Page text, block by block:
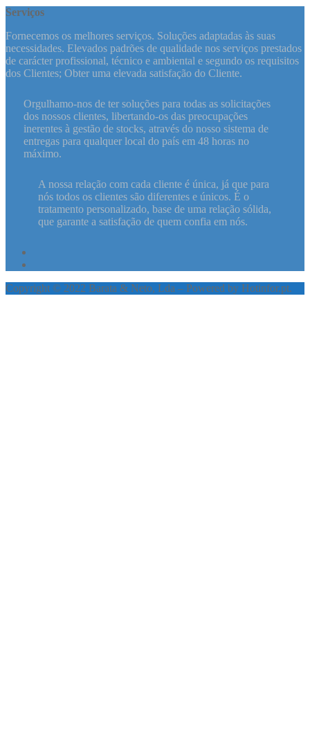
Serviços
Fornecemos os melhores serviços. Soluções adaptadas às suas
necessidades. Elevados padrões de qualidade nos serviços prestados
de carácter profissional, técnico e ambiental e segundo os requisitos
dos Clientes; Obter uma elevada satisfação do Cliente.
Orgulhamo-nos de ter soluções para todas as solicitações
dos nossos clientes, libertando-os das preocupações
inerentes à gestão de stocks, através do nosso sistema de
entregas para qualquer local do país em 48 horas no
máximo.
A nossa relação com cada cliente é única, já que para
nós todos os clientes são diferentes e únicos. É o
tratamento personalizado, base de uma relação sólida,
que garante a satisfação de quem confia em nós.
Copyright © 2022 Barata & Neto, Lda – Powered by Hotinfor.pt.